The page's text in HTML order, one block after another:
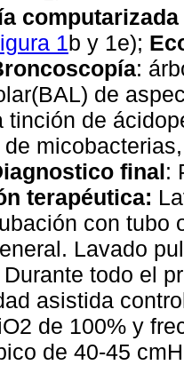
1b y 1e);
:
de
tinción de
final:
terapéutica:
con tubo
Lavado
Durante todo el
asistida
de 100% y
de 40-45